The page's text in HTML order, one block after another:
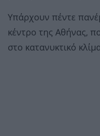
Υπάρχουν πέντε
κέντρο της Αθήνας,
στο κατανυκτικό